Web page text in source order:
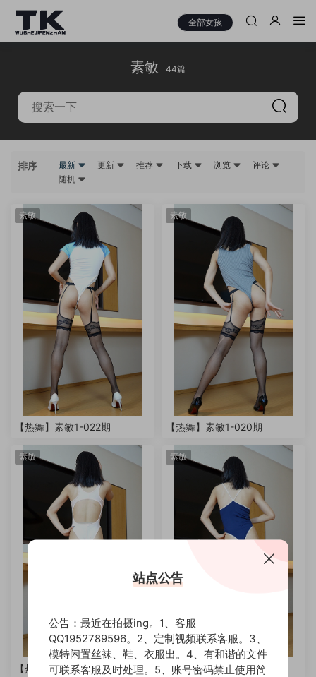
全部女孩
素敏 44篇
排序 最新 更新 推荐 下载 浏览
评论
随机
素敏
【热舞】素敏1-022期
素敏
【热舞】素敏1-020期
素敏
【热舞】素敏1-014期
素敏
【热舞】素敏1-011期
站点公告
公告：最近在拍摄ing。1、客服
QQ1952789596。2、定制视频联系客服。3、
模特闲置丝袜、鞋、衣服出。4、有和谐的文件
可联系客服及时处理。5、账号密码禁止使用简